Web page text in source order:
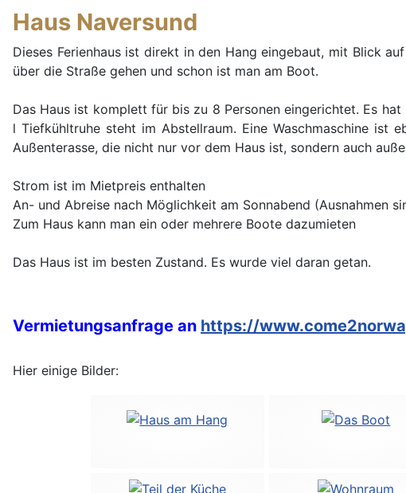
Haus Naversund
Dieses Ferienhaus ist direkt in den Hang eingebaut, mit Blick
über die Straße gehen und schon ist man am Boot.
Das Haus ist komplett für bis zu 8 Personen eingerichtet. Es
l Tiefkühltruhe steht im Abstellraum. Eine Waschmaschine ist
Außenterasse, die nicht nur vor dem Haus ist, sondern auch
Strom ist im Mietpreis enthalten
An- und Abreise nach Möglichkeit am Sonnabend (Ausnahmen
Zum Haus kann man ein oder mehrere Boote dazumieten
Das Haus ist im besten Zustand. Es wurde viel daran getan.
Vermietungsanfrage an https://
Hier einige Bilder: